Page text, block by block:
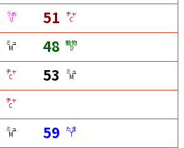
うめ
U 51 チャ
C
ミュ
M 48 動物
D
チャ
C 53 ミュ
M
チャ
C
ミュ
M 59 たま
T